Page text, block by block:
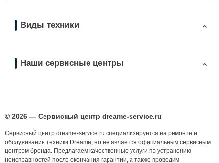
Виды техники
Наши сервисные центры
© 2026 — Сервисный центр dreame-service.ru
Сервисный центр dreame-service.ru специализируется на ремонте и
обслуживании техники Dreame, но не является официальным сервисным
центром бренда. Предлагаем качественные услуги по устранению
неисправностей после окончания гарантии, а также проводим